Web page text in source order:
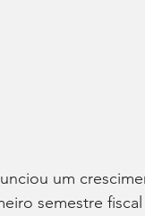
um
semestre